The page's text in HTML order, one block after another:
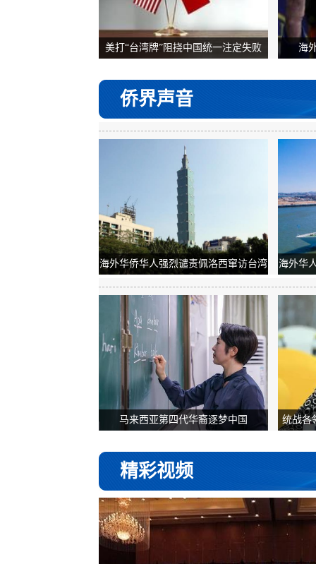
美打“台湾牌”阻挠中国统一注定失败 海
侨界声音
海外华侨华人强烈谴责佩洛西窜访台湾 海外华
马来西亚第四代华裔逐梦中国 统战各
精彩视频